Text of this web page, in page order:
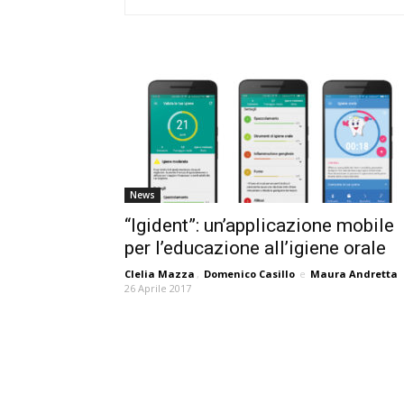
News
“Igident”: un’applicazione mobile
per l’educazione all’igiene orale
Clelia Mazza , Domenico Casillo e Maura Andretta
26 Aprile 2017